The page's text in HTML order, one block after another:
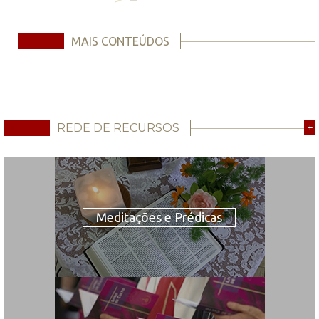
MAIS CONTEÚDOS
REDE DE RECURSOS +
Meditações e Prédicas